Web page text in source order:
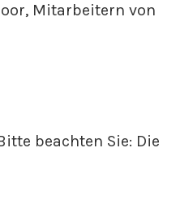
Mitarbeitern von
beachten Sie: Die